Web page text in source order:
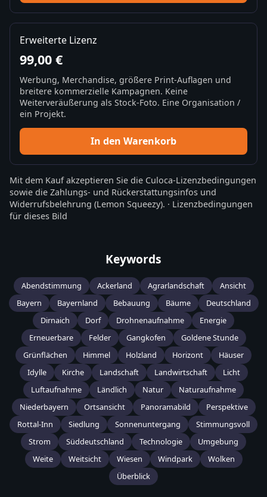
Erweiterte Lizenz
99,00 €
Werbung, Merchandise, größere Print-Auflagen und
breitere kommerzielle Kampagnen. Keine
Weiterveräußerung als Stock-Foto. Eine Organisation /
ein Projekt.
In den Warenkorb
Mit dem Kauf akzeptieren Sie die Culoca-Lizenzbedingungen
sowie die Zahlungs- und Rückerstattungsinfos und
Widerrufsbelehrung (Lemon Squeezy). · Lizenzbedingungen
für dieses Bild
Keywords
Abendstimmung Ackerland Agrarlandschaft
Ansicht
Bayern
Bayernland Bebauung Bäume
Deutschland
Dirnaich
Dorf Drohnenaufnahme
Energie
Erneuerbare
Felder Gangkofen
Goldene Stunde
Grünflächen
Himmel Holzland Horizont
Häuser
Idylle
Kirche Landschaft Landwirtschaft
Licht
Luftaufnahme
Ländlich Natur
Naturaufnahme
Niederbayern
Ortsansicht Panoramabild
Perspektive
Rottal-Inn
Siedlung Sonnenuntergang
Stimmungsvoll
Strom
Süddeutschland Technologie
Umgebung
Weite
Weitsicht Wiesen Windpark
Wolken
Überblick